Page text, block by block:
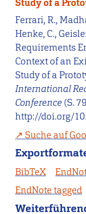
Study of a
Ferrari, R.,
Henke, C.,
Requirements
Context of an
Study of a
International
Conference (S.
http://doi.org/
Suche auf
BibTeX
EndNote tagged